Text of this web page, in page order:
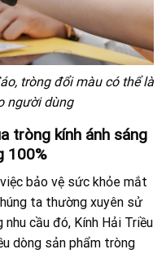
tròng đổi màu có thể là
người dùng
tròng kính ánh sáng
100%
bảo vệ sức khỏe mắt
ta thường xuyên sử
cầu đó, Kính Hải Triều
dòng sản phẩm tròng